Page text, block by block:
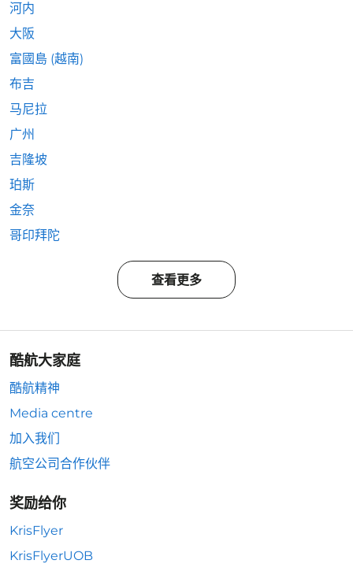
河内
大阪
富國島 (越南)
布吉
马尼拉
广州
吉隆坡
珀斯
金奈
哥印拜陀
查看更多
酷航大家庭
酷航精神
Media centre
加入我们
航空公司合作伙伴
奖励给你
KrisFlyer
KrisFlyerUOB